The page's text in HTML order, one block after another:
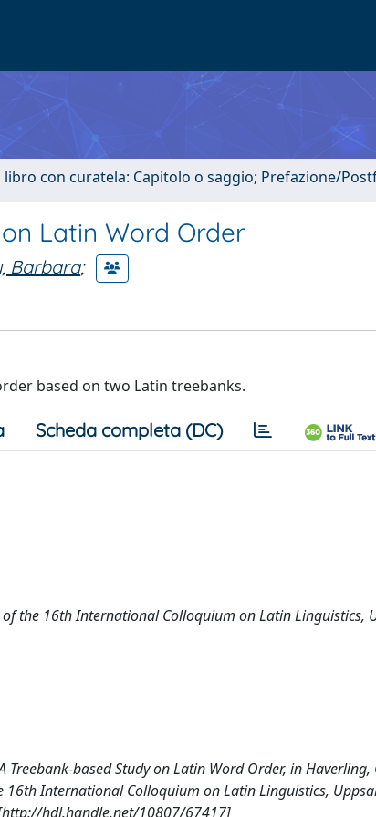
libro con curatela: Capitolo o saggio; Prefazione/
Latin Word Order
Barbara;
based on two Latin treebanks.
Scheda completa (DC)
the 16th International Colloquium on Latin Linguistics,
Treebank-based Study on Latin Word Order, in Haverling,
16th International Colloquium on Latin Linguistics,
hdl.handle.net/10807/67417]